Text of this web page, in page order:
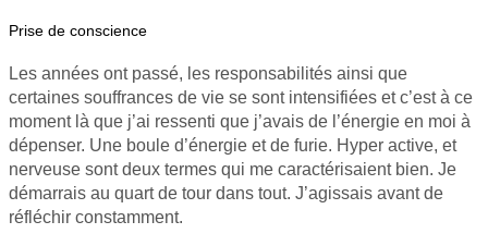
Prise de conscience
Les années ont passé, les responsabilités ainsi que
certaines souffrances de vie se sont intensifiées et c’est à ce
moment là que j’ai ressenti que j’avais de l’énergie en moi à
dépenser. Une boule d’énergie et de furie. Hyper active, et
nerveuse sont deux termes qui me caractérisaient bien. Je
démarrais au quart de tour dans tout. J’agissais avant de
réfléchir constamment.